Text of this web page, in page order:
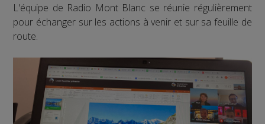
L'équipe de Radio Mont Blanc se réunie régulièrement
pour échanger sur les actions à venir et sur sa feuille de
route.